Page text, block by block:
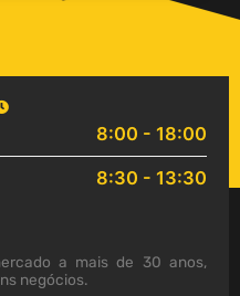
8:00 - 18:00
8:30 - 13:30
a mais de 30 anos,
negócios.